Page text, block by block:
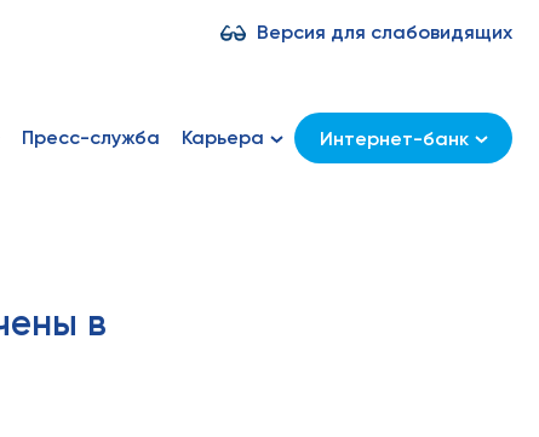
Версия для слабовидящих
Пресс-служба Карьера Интернет-банк
в